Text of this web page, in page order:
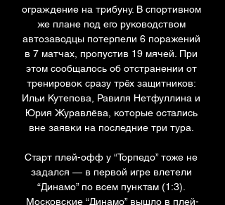
ограждение на трибуну. В спортивном
же плане под его руководством
автозаводцы потерпели 6 поражений
в 7 матчах, пропустив 19 мячей. При
этом сообщалось об отстранении от
тренировок сразу трёх защитников:
Ильи Кутепова, Равиля Нетфуллина и
Юрия Журавлёва, которые остались
вне заявки на последние три тура.
Старт плей-офф у “Торпедо” тоже не
задался — в первой игре влетели
“Динамо” по всем пунктам (1:3).
Московские “Динамо” вышло в плей-